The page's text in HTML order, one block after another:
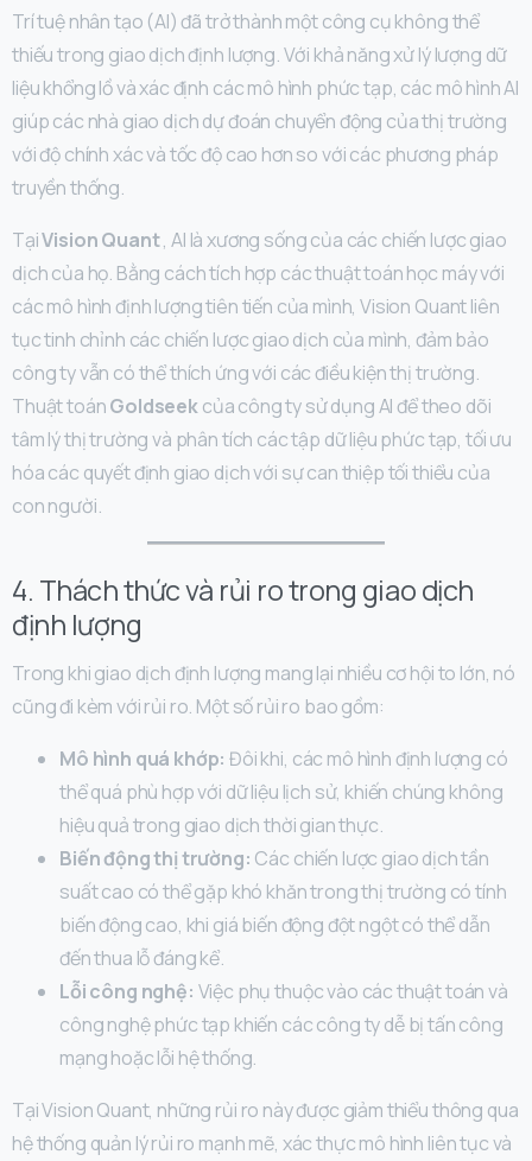
Trí tuệ nhân tạo (AI) đã trở thành một công cụ không thể
thiếu trong giao dịch định lượng. Với khả năng xử lý lượng dữ
liệu khổng lồ và xác định các mô hình phức tạp, các mô hình AI
giúp các nhà giao dịch dự đoán chuyển động của thị trường
với độ chính xác và tốc độ cao hơn so với các phương pháp
truyền thống.
TạiVision Quant, AI là xương sống của các chiến lược giao
dịch của họ. Bằng cách tích hợp các thuật toán học máy với
các mô hình định lượng tiên tiến của mình, Vision Quant liên
tục tinh chỉnh các chiến lược giao dịch của mình, đảm bảo
công ty vẫn có thể thích ứng với các điều kiện thị trường.
Thuật toánGoldseekcủa công ty sử dụng AI để theo dõi
tâm lý thị trường và phân tích các tập dữ liệu phức tạp, tối ưu
hóa các quyết định giao dịch với sự can thiệp tối thiểu của
con người.
4. Thách thức và rủi ro trong giao dịch
định lượng
Trong khi giao dịch định lượng mang lại nhiều cơ hội to lớn, nó
cũng đi kèm với rủi ro. Một số rủi ro bao gồm:
Mô hình quá khớp: Đôi khi, các mô hình định lượng có
thể quá phù hợp với dữ liệu lịch sử, khiến chúng không
hiệu quả trong giao dịch thời gian thực.
Biến động thị trường: Các chiến lược giao dịch tần
suất cao có thể gặp khó khăn trong thị trường có tính
biến động cao, khi giá biến động đột ngột có thể dẫn
đến thua lỗ đáng kể.
Lỗi công nghệ: Việc phụ thuộc vào các thuật toán và
công nghệ phức tạp khiến các công ty dễ bị tấn công
mạng hoặc lỗi hệ thống.
Tại Vision Quant, những rủi ro này được giảm thiểu thông qua
hệ thống quản lý rủi ro mạnh mẽ, xác thực mô hình liên tục và